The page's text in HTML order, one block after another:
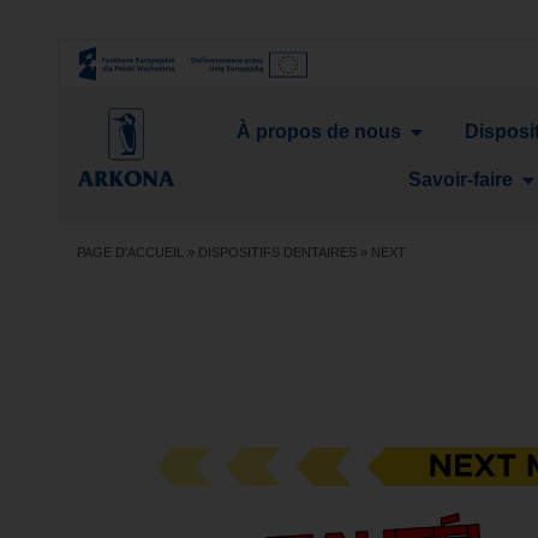
À propos de nous
Savoir-faire
PAGE D'ACCUEIL » DISPOSITIFS DENTAIRES » NEXT